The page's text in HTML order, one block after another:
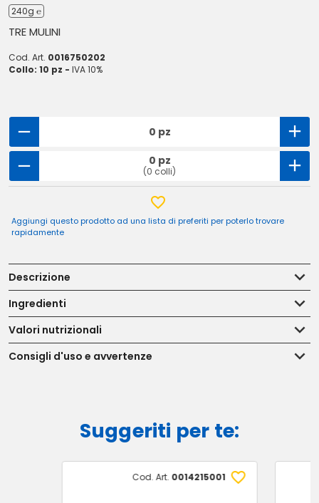
240g ℮
TRE MULINI
Cod. Art. 0016750202
Collo: 10 pz - IVA 10%
0 pz
0 pz
(0 colli)
Aggiungi questo prodotto ad una lista di preferiti per poterlo trovare
rapidamente
Descrizione
Ingredienti
Valori nutrizionali
Consigli d'uso e avvertenze
Suggeriti per te:
Cod. Art. 0014215001